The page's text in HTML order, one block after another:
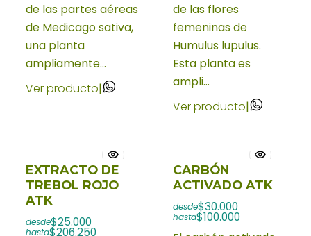
de las partes aéreas
de Medicago sativa,
una planta
ampliamente...
Ver producto|
de las flores
femeninas de
Humulus lupulus.
Esta planta es
ampli...
Ver producto|
EXTRACTO DE
TREBOL ROJO
ATK
desde$25.000
hasta$206.250
CARBÓN
ACTIVADO ATK
desde$30.000
hasta$100.000